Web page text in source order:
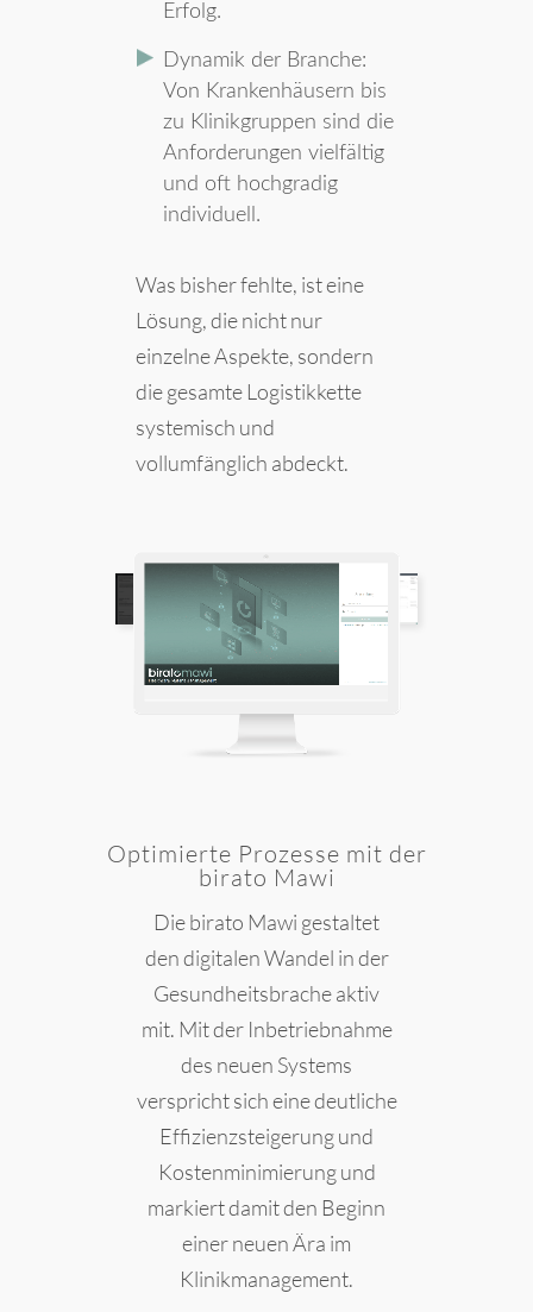
Erfolg.
Dynamik der Branche:
Von Krankenhäusern bis
zu Klinikgruppen sind die
Anforderungen vielfältig
und oft hochgradig
individuell.
Was bisher fehlte, ist eine
Lösung, die nicht nur
einzelne Aspekte, sondern
die gesamte Logistikkette
systemisch und
vollumfänglich abdeckt.
Optimierte Prozesse mit der
birato Mawi
Die birato Mawi gestaltet
den digitalen Wandel in der
Gesundheitsbrache aktiv
mit. Mit der Inbetriebnahme
des neuen Systems
verspricht sich eine deutliche
Effizienzsteigerung und
Kostenminimierung und
markiert damit den Beginn
einer neuen Ära im
Klinikmanagement.